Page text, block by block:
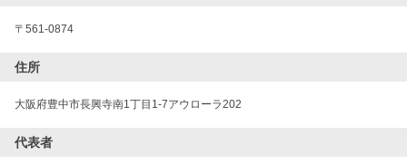
〒 561-0874
住所
大阪府豊中市長興寺南1丁目1-7アウローラ202
代表者